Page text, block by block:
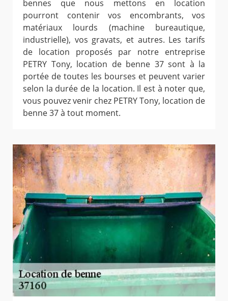
bennes que nous mettons en location
pourront contenir vos encombrants, vos
matériaux lourds (machine bureautique,
industrielle), vos gravats, et autres. Les tarifs
de location proposés par notre entreprise
PETRY Tony, location de benne 37 sont à la
portée de toutes les bourses et peuvent varier
selon la durée de la location. Il est à noter que,
vous pouvez venir chez PETRY Tony, location de
benne 37 à tout moment.